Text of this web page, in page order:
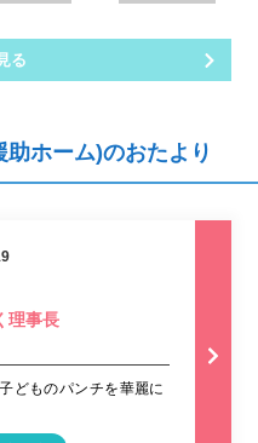
る
ホーム)のおたより
理事長
どものパンチを華麗に